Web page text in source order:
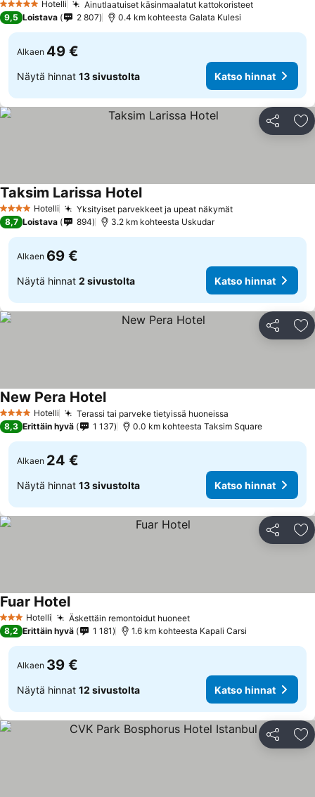
5 Tähtiluokitus
Hotelli
Ainutlaatuiset käsinmaalatut kattokoristeet
9,5 Loistava 2 807 0.4 km kohteesta Galata Kulesi
Alkaen 49 €
Näytä hinnat 13 sivustolta Katso hinnat
Jaa
4 Tähtiluokitus
Hotelli Yksityiset parvekkeet ja upeat näkymät
Taksim Larissa Hotel
8,7 Loistava 894 3.2 km kohteesta Uskudar
Alkaen 69 €
Näytä hinnat 2 sivustolta Katso hinnat
Jaa
4 Tähtiluokitus
Hotelli Terassi tai parveke tietyissä huoneissa
New Pera Hotel
8,3 Erittäin hyvä 1 137 0.0 km kohteesta Taksim Square
Alkaen 24 €
Näytä hinnat 13 sivustolta Katso hinnat
Jaa
3 Tähtiluokitus
Hotelli Äskettäin remontoidut huoneet
Fuar Hotel
8,2 Erittäin hyvä 1 181 1.6 km kohteesta Kapali Carsi
Alkaen 39 €
Näytä hinnat 12 sivustolta Katso hinnat
Jaa